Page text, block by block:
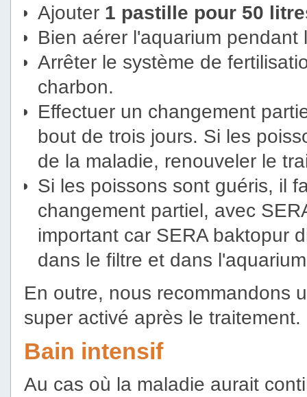
Ajouter 1 pastille pour 50
Bien aérer l'aquarium pendant
Arrêter le système de
charbon.
Effectuer un changement
bout de trois jours. Si les
de la maladie, renouveler le
Si les poissons sont guéris, il
changement partiel, avec
important car SERA baktopur
dans le filtre et dans
En outre, nous recommandons
super activé après le traitement.
Bain intensif
Au cas où la maladie aurait